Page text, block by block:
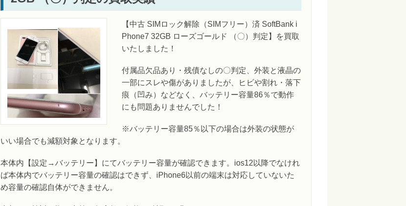
【中古 SIMロック解除（SIMフリー）済 SoftBank i
Phone7 32GB ローズゴールド （〇）判定】を買取
いたしました！
付属品欠品あり・残債なしの〇判定、外装と液晶の
一部にスレや傷がありましたが、ヒビや割れ・落下
痕（凹み）などなく、バッテリー容量86％で動作
にも問題ありませんでした！
※バッテリー容量85％以下の場合は外装の状態が
いい場合でも減額対象となります。
本体内【設定→バッテリー】にてバッテリー容量が確認できます。ios12以降でなけれ
ば本体内でバッテリー容量の確認はできず、iPhone6以前の端末は対応していないた
め容量の確認自体ができません。